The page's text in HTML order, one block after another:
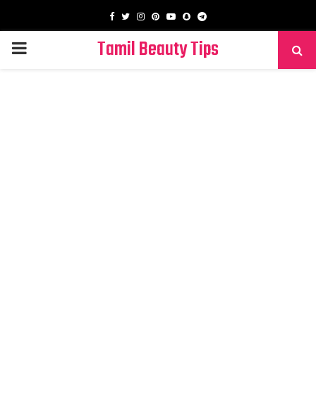
Facebook
TwitterInstagram
PinterestYoutube
SnapchatTelegram
PRIMARY
Tamil Beauty Tips